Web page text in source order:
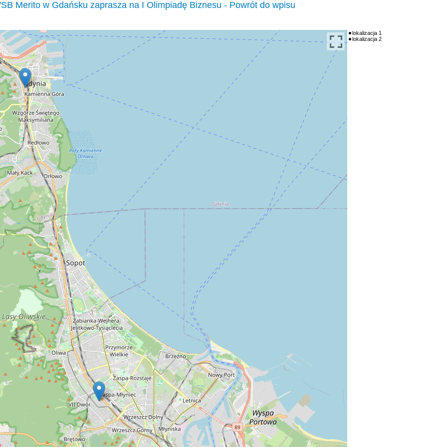
Merito w Gdańsku zaprasza na I Olimpiadę Biznesu - Powrót do wpisu
lokalizacja 1
lokalizacja 2